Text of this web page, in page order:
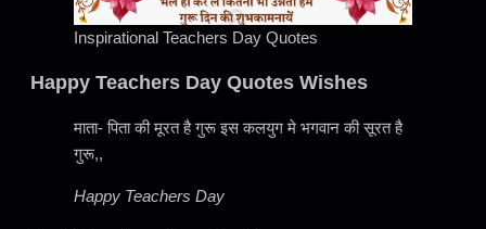
Inspirational Teachers Day Quotes
Happy Teachers Day Quotes Wishes
माता- पिता की मूरत है गुरू इस कलयुग मे भगवान की सूरत है
गुरू,,
Happy Teachers Day